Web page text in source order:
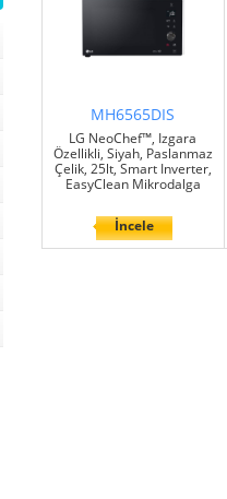
MH6565DIS
LG NeoChef™, Izgara
Özellikli, Siyah, Paslanmaz
Çelik, 25lt, Smart Inverter,
EasyClean Mikrodalga
İncele